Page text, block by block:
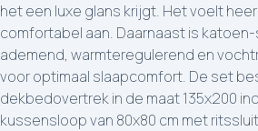
het een luxe glans krijgt. Het voelt
comfortabel aan. Daarnaast is
ademend, warmteregulerend en
voor optimaal slaapcomfort. De set
dekbedovertrek in de maat 135x200
kussensloop van 80x80 cm met